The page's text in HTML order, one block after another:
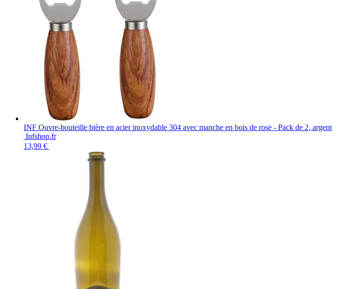
INF Ouvre-bouteille bière en acier inoxydable 304 avec manche en bois de rose - Pack de 2, argent
Infshop.fr
13,99 €